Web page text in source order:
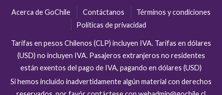
Acerca de GoChile Contáctanos
Términos y condiciones
Políticas de privacidad
Tarifas en pesos Chilenos (CLP) incluyen IVA. Tarifas en dólares
(USD) no incluyen IVA. Pasajeros extranjeros no residentes
están exentos del pago de IVA, pagando en dólares (USD)
Si hemos incluído inadvertidamente algún material con derechos